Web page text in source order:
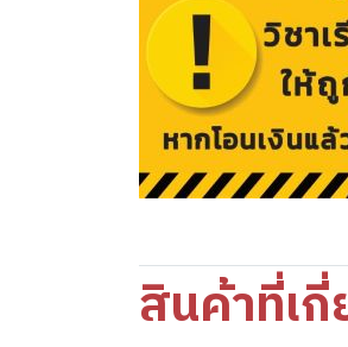
สินค้าที่เกี่